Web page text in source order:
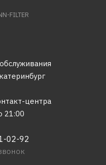
FILTER
центра
21:00
02-92